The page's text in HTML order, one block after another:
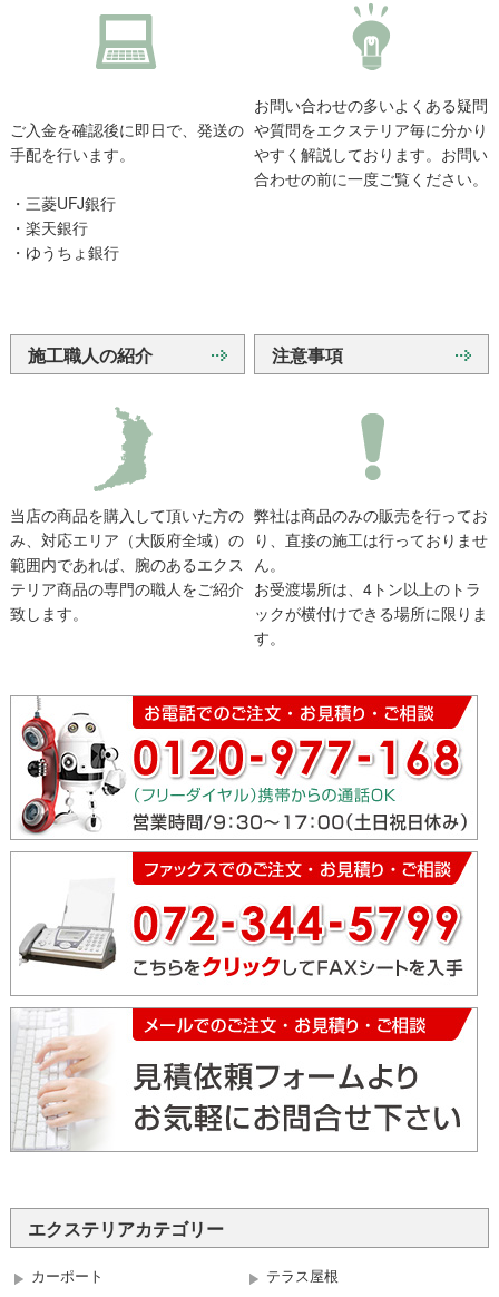
ご入金を確認後に即日で、発送の
手配を行います。
・三菱UFJ銀行
・楽天銀行
・ゆうちょ銀行
お問い合わせの多いよくある疑問
や質問をエクステリア毎に分かり
やすく解説しております。お問い
合わせの前に一度ご覧ください。
施工職人の紹介
当店の商品を購入して頂いた方の
み、対応エリア（大阪府全域）の
範囲内であれば、腕のあるエクス
テリア商品の専門の職人をご紹介
致します。
注意事項
弊社は商品のみの販売を行ってお
り、直接の施工は行っておりませ
ん。
お受渡場所は、4トン以上のトラ
ックが横付けできる場所に限りま
す。
エクステリアカテゴリー
カーポート
テラス屋根